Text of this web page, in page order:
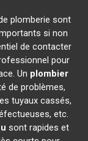
plomberie sont
si non
de contacter
pour
Un plombier
de problèmes,
tuyaux cassés,
etc.
sont rapides et